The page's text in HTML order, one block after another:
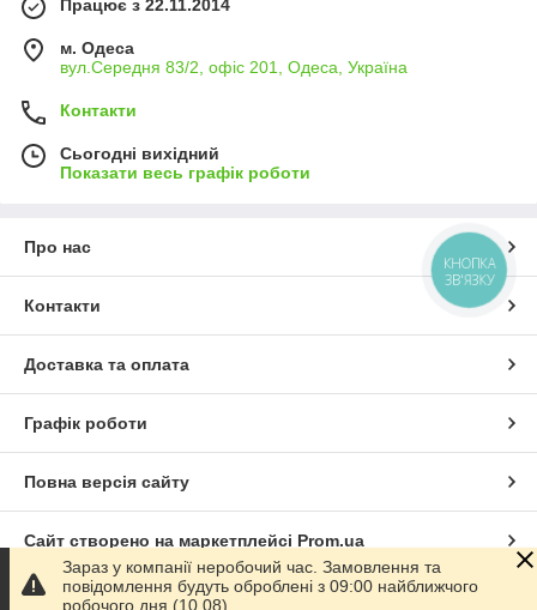
Працює з 22.11.2014
м. Одеса
вул.Середня 83/2, офіс 201, Одеса, Україна
Контакти
Сьогодні вихідний
Показати весь графік роботи
Про нас
Контакти
Доставка та оплата
Графік роботи
Повна версія сайту
Сайт створено на маркетплейсі Prom.ua
Політика конфіденційності
Зараз у компанії неробочий час. Замовлення та
повідомлення будуть оброблені з 09:00 найближчого
робочого дня (10.08).
КНОПКА
ЗВ'ЯЗКУ